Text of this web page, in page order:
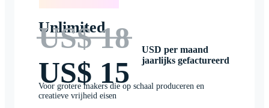
Unlimited
US$ 18
US$ 15
USD per maand
jaarlijks gefactureerd
Voor grotere makers die op schaal produceren en
creatieve vrijheid eisen